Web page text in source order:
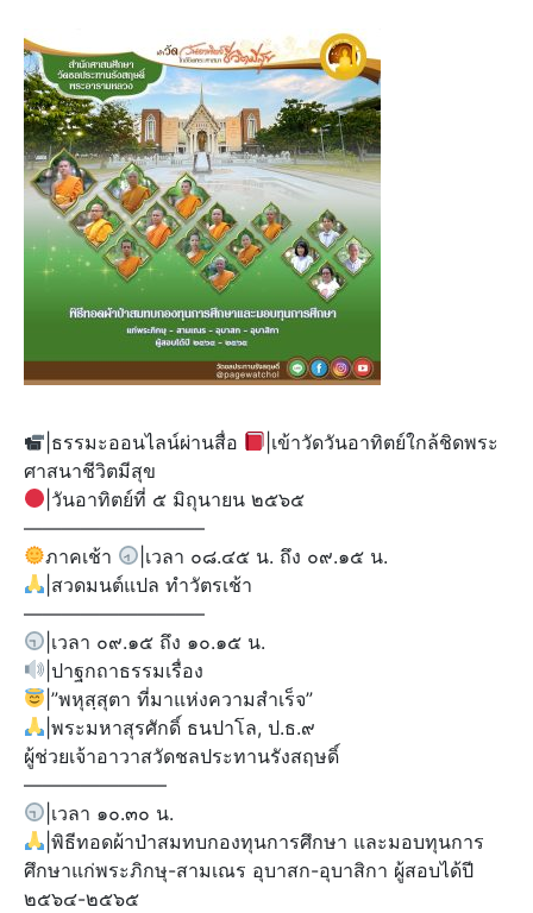
|ธรรมะออนไลน์ผ่านสื่อ
|เข้าวัดวันอาทิตย์ใกล้ชิดพระ
ศาสนาชีวิตมีสุข
|วันอาทิตย์ที่ ๕ มิถุนายน ๒๕๖๕
—————————–
ภาคเช้า
|เวลา ๐๘.๔๕ น. ถึง ๐๙.๑๕ น.
|สวดมนต์แปล ทำวัตรเช้า
—————————–
|เวลา ๐๙.๑๕ ถึง ๑๐.๑๕ น.
|ปาฐกถาธรรมเรื่อง
|”พหุสฺสุตา ที่มาแห่งความสำเร็จ”
|พระมหาสุรศักดิ์ ธนปาโล, ป.ธ.๙
ผู้ช่วยเจ้าอาวาสวัดชลประทานรังสฤษดิ์
———————–
|เวลา ๑๐.๓๐ น.
|พิธีทอดผ้าป่าสมทบกองทุนการศึกษา และมอบทุนการ
ศึกษาแก่พระภิกษุ-สามเณร อุบาสก-อุบาสิกา ผู้สอบได้ปี
๒๕๖๔-๒๕๖๕